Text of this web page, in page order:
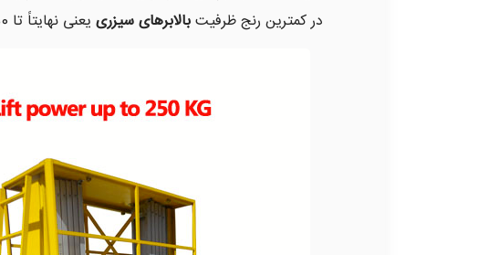
در کمترین رنج ظرفیتبالابرهای سیزری یعنی نهایتاً تا 250 کیلوگرم است.